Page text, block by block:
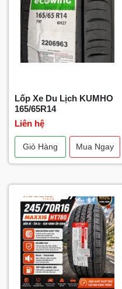
Lốp Xe Du Lịch KUMHO
165/65R14
Liên hệ
Giỏ Hàng Mua Ngay